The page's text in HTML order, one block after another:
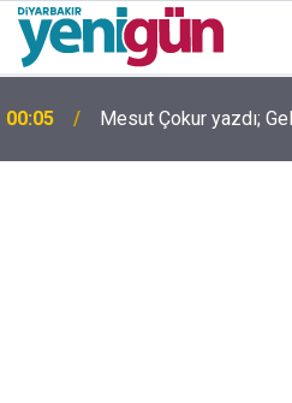
00:05 Mesut Çokur yazdı;